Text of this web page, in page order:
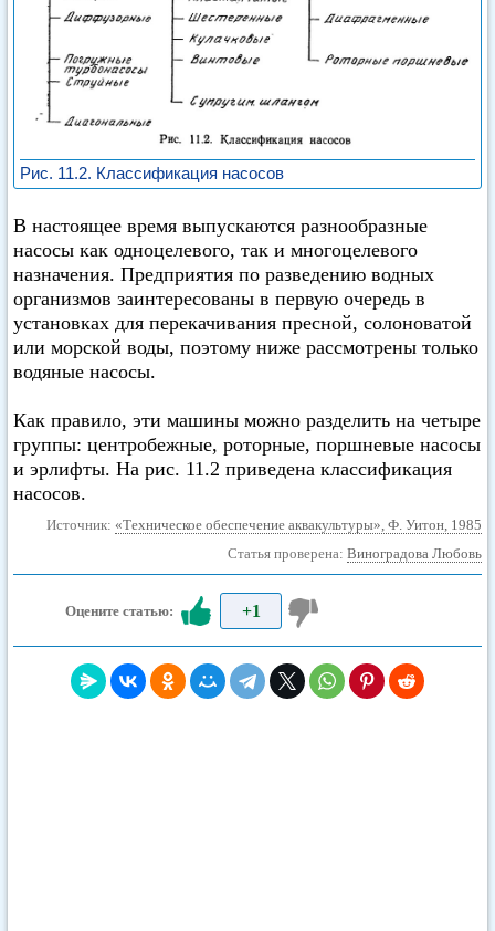
Рис. 11.2. Классификация насосов
В настоящее время выпускаются разнообразные
насосы как одноцелевого, так и многоцелевого
назначения. Предприятия по разведению водных
организмов заинтересованы в первую очередь в
установках для перекачивания пресной, солоноватой
или морской воды, поэтому ниже рассмотрены только
водяные насосы.
Как правило, эти машины можно разделить на четыре
группы: центробежные, роторные, поршневые насосы
и эрлифты. На рис. 11.2 приведена классификация
насосов.
Источник: «Техническое обеспечение аквакультуры», Ф. Уитон, 1985
Статья проверена: Виноградова Любовь
Оцените статью: +1